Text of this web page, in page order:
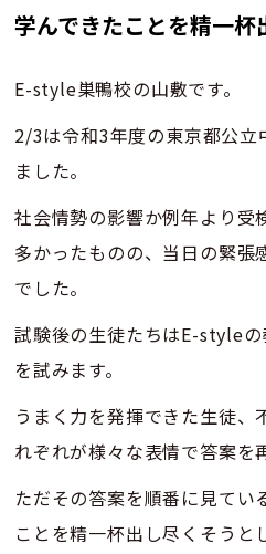
学んできたことを精一
E-style巣鴨校の山敷です。
2/3は令和3年度の東京都公立
ました。
社会情勢の影響か例年より受
多かったものの、当日の緊張
でした。
試験後の生徒たちはE-style
を試みます。
うまく力を発揮できた生徒、
れぞれが様々な表情で答案を
ただその答案を順番に見てい
ことを精一杯出し尽くそうと